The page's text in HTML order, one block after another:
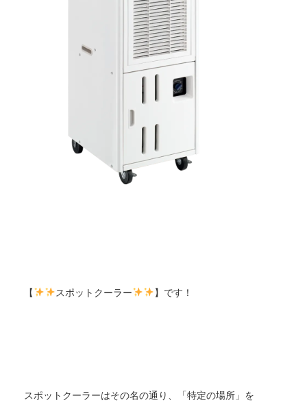
【 スポットクーラー 】です！
スポットクーラーはその名の通り、「特定の場所」を